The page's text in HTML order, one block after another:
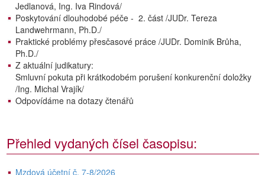
Jedlanová, Ing. Iva Rindová/
Poskytování dlouhodobé péče - 2. část /JUDr. Tereza
Landwehrmann, Ph.D./
Praktické problémy přesčasové práce /JUDr. Dominik Brůha,
Ph.D./
Z aktuální judikatury:
Smluvní pokuta při krátkodobém porušení konkurenční doložky
/Ing. Michal Vrajík/
Odpovídáme na dotazy čtenářů
Přehled vydaných čísel časopisu:
Mzdová účetní č. 7-8/2026